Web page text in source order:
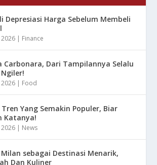
Depresiasi Harga Sebelum Membeli
| Finance
Carbonara, Dari Tampilannya Selalu
| Food
Yang Semakin Populer, Biar
Katanya!
| News
sebagai Destinasi Menarik,
Dan Kuliner